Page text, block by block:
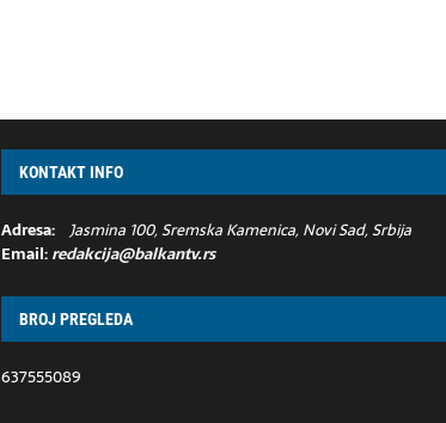
KONTAKT INFO
Adresa: Jasmina 100, Sremska Kamenica, Novi Sad, Srbija
Email:redakcija@balkantv.rs
BROJ PREGLEDA
637555089